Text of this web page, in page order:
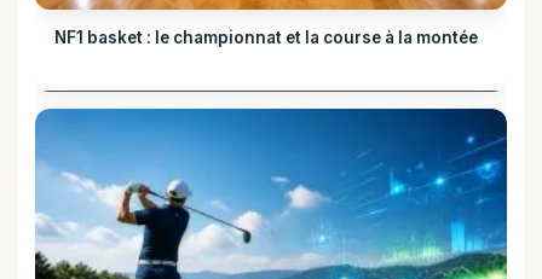
NF1 basket : le championnat et la course à la montée